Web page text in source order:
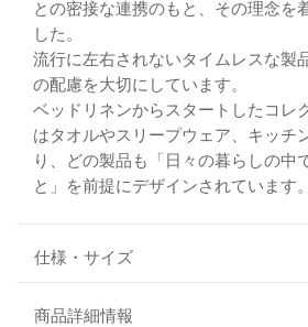
との密接な連携のもと、その理念を
した。
流行に左右されないタイムレスな製
の配慮を大切にしています。
ベッドリネンからスタートしたコレ
はタオルやスリープウェア、キッチ
り、どの製品も「日々の暮らしの中
と」を前提にデザインされています。
仕様・サイズ
商品詳細情報